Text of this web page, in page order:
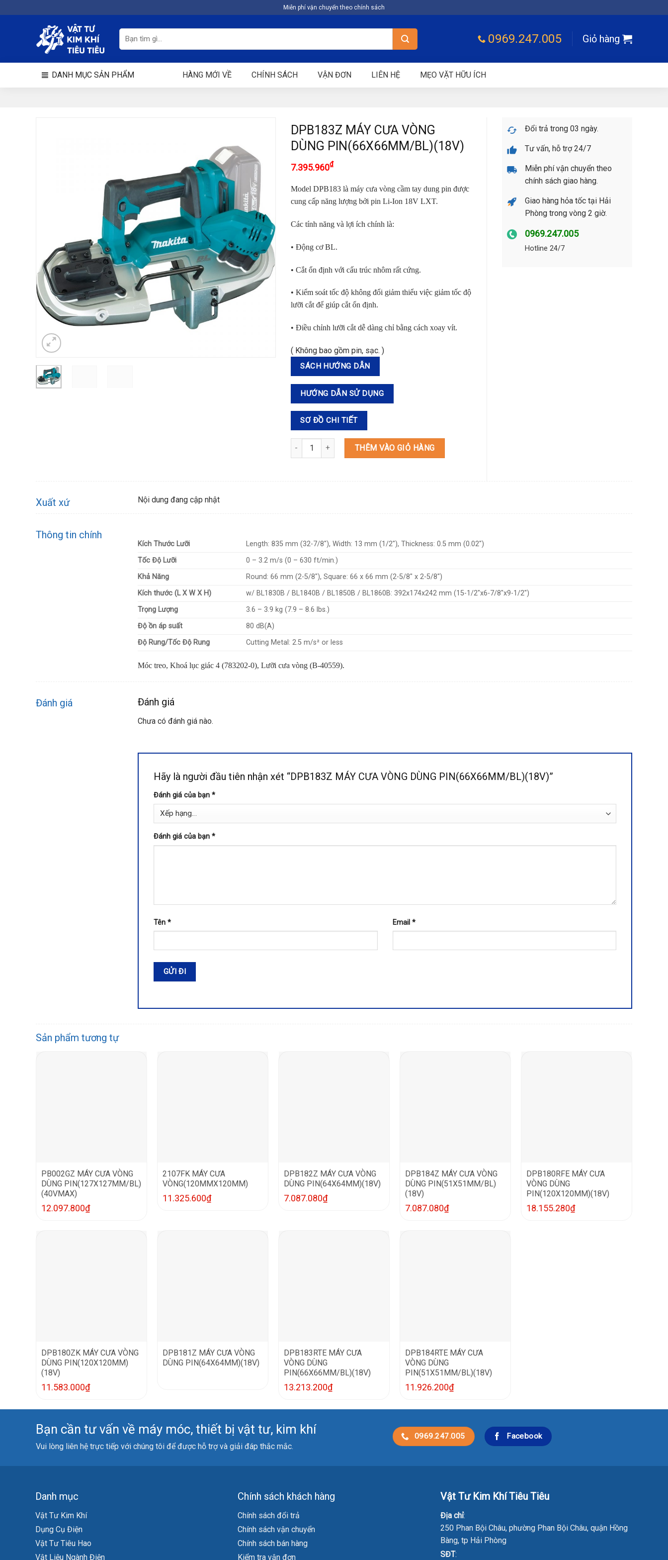
đến
Miễn phí vận chuyển theo chính sách
Tìm
kiếm:
0969.247.005 Giỏ hàng
DANH MỤC SẢN PHẨM HÀNG MỚI VỀ CHÍNH SÁCH VẬN ĐƠN LIÊN HỆ MẸO VẶT HỮU ÍCH
DPB183Z MÁY CƯA VÒNG
DÙNG PIN(66X66MM/BL)(18V)
7.395.960₫
Model DPB183 là máy cưa vòng cầm tay dung pin được
cung cấp năng lượng bởi pin Li-Ion 18V LXT.
Các tính năng và lợi ích chính là:
• Động cơ BL.
• Cắt ổn định với cấu trúc nhôm rất cứng.
• Kiểm soát tốc độ không đổi giảm thiểu việc giảm tốc độ
lưỡi cắt để giúp cắt ổn định.
• Điều chỉnh lưỡi cắt dễ dàng chỉ bằng cách xoay vít.
( Không bao gồm pin, sạc. )
SÁCH HƯỚNG DẪN
HƯỚNG DẪN SỬ DỤNG
SƠ ĐỒ CHI TIẾT
DPB183Z MÁY CƯA VÒNG DÙNG PIN(66X66MM/BL)(18V) số lượng
THÊM VÀO GIỎ HÀNG
Đổi trả trong 03 ngày.
Tư vấn, hỗ trợ 24/7
Miễn phí vận chuyển theo
chính sách giao hàng.
Giao hàng hỏa tốc tại Hải
Phòng trong vòng 2 giờ.
0969.247.005
Hotline 24/7
Xuất xứ Nội dung đang cập nhật
Thông tin chính
Kích Thước Lưỡi
Length: 835 mm (32-7/8″), Width: 13 mm (1/2″), Thickness: 0.5 mm (0.02″)
Tốc Độ Lưỡi
0 – 3.2 m/s (0 – 630 ft/min.)
Khả Năng
Round: 66 mm (2-5/8″), Square: 66 x 66 mm (2-5/8″ x 2-5/8″)
Kích thước (L X W X H)
w/ BL1830B / BL1840B / BL1850B / BL1860B: 392x174x242 mm (15-1/2″x6-7/8″x9-1/2″)
Trọng Lượng
3.6 – 3.9 kg (7.9 – 8.6 lbs.)
Độ ồn áp suất
80 dB(A)
Độ Rung/Tốc Độ Rung
Cutting Metal: 2.5 m/s² or less
Móc treo, Khoá lục giác 4 (783202-0), Lưỡi cưa vòng (B-40559).
Đánh giá Đánh giá
Chưa có đánh giá nào.
Hãy là người đầu tiên nhận xét “DPB183Z MÁY CƯA VÒNG DÙNG PIN(66X66MM/BL)(18V)”
Đánh giá của bạn *
Đánh giá của bạn *
Tên * Email *
Sản phẩm tương tự
PB002GZ MÁY CƯA VÒNG
DÙNG PIN(127X127MM/BL)
(40VMAX)
12.097.800₫
2107FK MÁY CƯA
VÒNG(120MMX120MM)
11.325.600₫
DPB182Z MÁY CƯA VÒNG
DÙNG PIN(64X64MM)(18V)
7.087.080₫
DPB184Z MÁY CƯA VÒNG
DÙNG PIN(51X51MM/BL)
(18V)
7.087.080₫
DPB180RFE MÁY CƯA
VÒNG DÙNG
PIN(120X120MM)(18V)
18.155.280₫
DPB180ZK MÁY CƯA VÒNG
DÙNG PIN(120X120MM)
(18V)
11.583.000₫
DPB181Z MÁY CƯA VÒNG
DÙNG PIN(64X64MM)(18V)
DPB183RTE MÁY CƯA
VÒNG DÙNG
PIN(66X66MM/BL)(18V)
13.213.200₫
DPB184RTE MÁY CƯA
VÒNG DÙNG
PIN(51X51MM/BL)(18V)
11.926.200₫
Bạn cần tư vấn về máy móc, thiết bị vật tư, kim khí
Vui lòng liên hệ trực tiếp với chúng tôi để được hỗ trợ và giải đáp thắc mắc.
0969.247.005 Facebook
Danh mục
Vật Tư Kim Khí
Dụng Cụ Điện
Vật Tư Tiêu Hao
Vật Liệu Ngành Điện
Chính sách khách hàng
Chính sách đổi trả
Chính sách vận chuyển
Chính sách bán hàng
Kiểm tra vận đơn
Vật Tư Kim Khí Tiêu Tiêu
Địa chỉ:
250 Phan Bội Châu, phường Phan Bội Châu, quận Hồng
Bàng, tp Hải Phòng
SĐT: